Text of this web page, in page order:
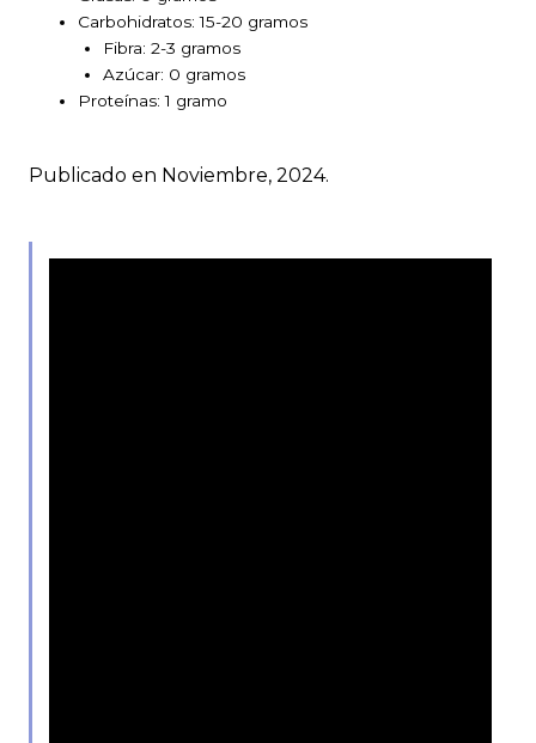
Carbohidratos: 15-20 gramos
Fibra: 2-3 gramos
Azúcar: 0 gramos
Proteínas: 1 gramo
Publicado en Noviembre, 2024.